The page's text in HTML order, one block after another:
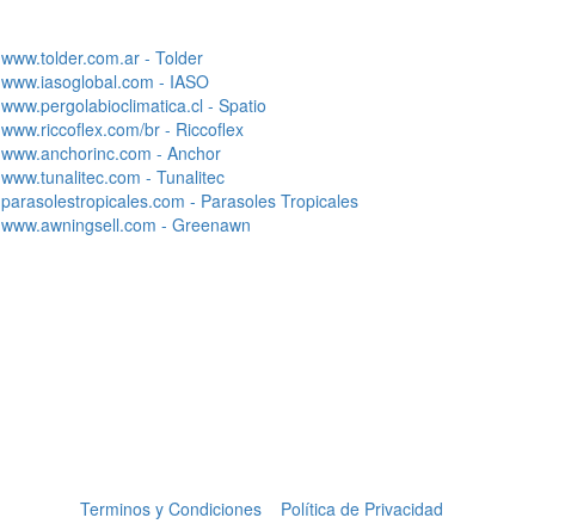
www.tolder.com.ar - Tolder
www.iasoglobal.com - IASO
www.pergolabioclimatica.cl - Spatio
www.riccoflex.com/br - Riccoflex
www.anchorinc.com - Anchor
www.tunalitec.com - Tunalitec
parasolestropicales.com - Parasoles Tropicales
www.awningsell.com - Greenawn
Terminos y Condiciones Política de Privacidad